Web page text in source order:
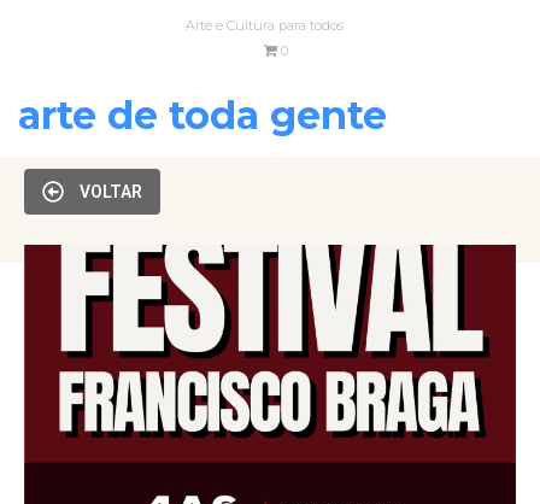
Arte e Cultura para todos
0
arte de toda gente
VOLTAR